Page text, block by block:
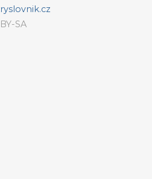
SA